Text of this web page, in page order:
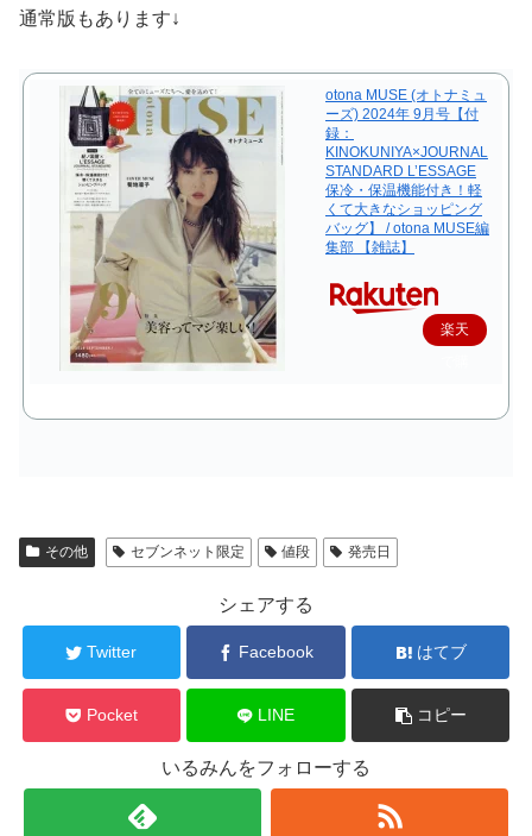
通常版もあります↓
otona MUSE (オトナミュ
ーズ) 2024年 9月号【付
録：
KINOKUNIYA×JOURNAL
STANDARD L’ESSAGE
保冷・保温機能付き！軽
くて大きなショッピング
バッグ】 / otona MUSE編
集部 【雑誌】
楽天
その他 セブンネット限定 値段 発売日
シェアする
Twitter Facebook はてブ
Pocket LINE コピー
いるみんをフォローする